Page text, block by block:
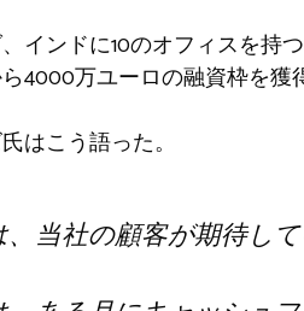
インドに10のオフィスを持
4000万ユーロの融資枠を獲
はこう語った。
、当社の顧客が期待し